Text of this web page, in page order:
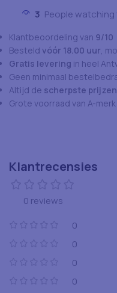
3 People
Klantbeoordeling van 9/10
Besteld vóór 18.00 uur,
Gratis levering in heel
Geen minimaal
Altijd de scherpste prijzen
Grote voorraad van A-
Klantrecensies
0 reviews
0
0
0
0